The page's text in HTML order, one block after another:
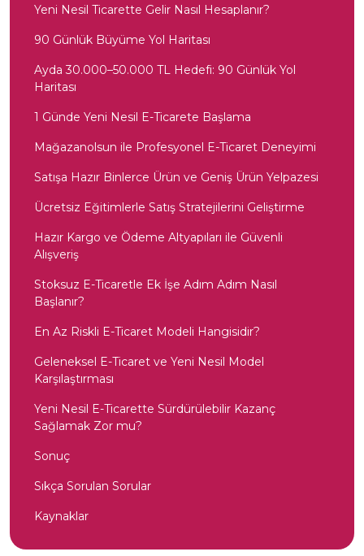
Yeni Nesil Ticarette Gelir Nasıl Hesaplanır?
90 Günlük Büyüme Yol Haritası
Ayda 30.000–50.000 TL Hedefi: 90 Günlük Yol
Haritası
1 Günde Yeni Nesil E-Ticarete Başlama
Mağazanolsun ile Profesyonel E-Ticaret Deneyimi
Satışa Hazır Binlerce Ürün ve Geniş Ürün Yelpazesi
Ücretsiz Eğitimlerle Satış Stratejilerini Geliştirme
Hazır Kargo ve Ödeme Altyapıları ile Güvenli
Alışveriş
Stoksuz E-Ticaretle Ek İşe Adım Adım Nasıl
Başlanır?
En Az Riskli E-Ticaret Modeli Hangisidir?
Geleneksel E-Ticaret ve Yeni Nesil Model
Karşılaştırması
Yeni Nesil E-Ticarette Sürdürülebilir Kazanç
Sağlamak Zor mu?
Sonuç
Sıkça Sorulan Sorular
Kaynaklar